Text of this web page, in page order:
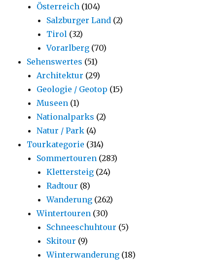
Österreich (104)
Salzburger Land (2)
Tirol (32)
Vorarlberg (70)
Sehenswertes (51)
Architektur (29)
Geologie / Geotop (15)
Museen (1)
Nationalparks (2)
Natur / Park (4)
Tourkategorie (314)
Sommertouren (283)
Klettersteig (24)
Radtour (8)
Wanderung (262)
Wintertouren (30)
Schneeschuhtour (5)
Skitour (9)
Winterwanderung (18)